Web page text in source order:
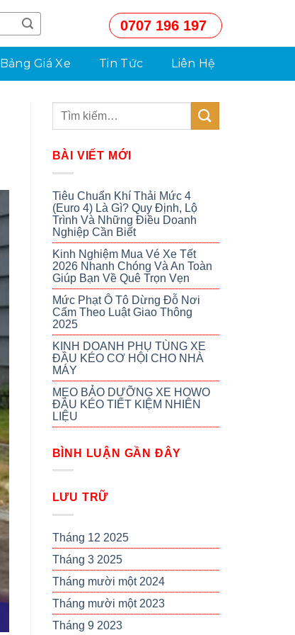
0707 196 197
Bảng Giá Xe Tin Tức Liên Hệ
BÀI VIẾT MỚI
Tiêu Chuẩn Khí Thải Mức 4
(Euro 4) Là Gì? Quy Định, Lộ
Trình Và Những Điều Doanh
Nghiệp Cần Biết
Kinh Nghiệm Mua Vé Xe Tết
2026 Nhanh Chóng Và An Toàn
Giúp Bạn Về Quê Trọn Vẹn
Mức Phạt Ô Tô Dừng Đỗ Nơi
Cấm Theo Luật Giao Thông
2025
KINH DOANH PHỤ TÙNG XE
ĐẦU KÉO CƠ HỘI CHO NHÀ
MÁY
MẸO BẢO DƯỠNG XE HOWO
ĐẦU KÉO TIẾT KIỆM NHIÊN
LIỆU
BÌNH LUẬN GẦN ĐÂY
LƯU TRỮ
Tháng 12 2025
Tháng 3 2025
Tháng mười một 2024
Tháng mười một 2023
Tháng 9 2023